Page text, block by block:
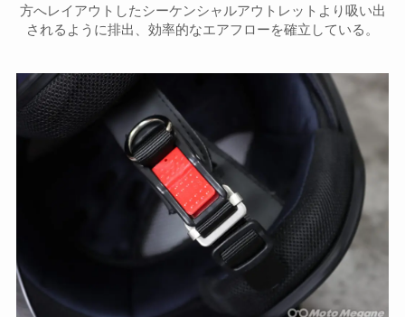
方へレイアウトしたシーケンシャルアウトレットより吸い出
されるように排出、効率的なエアフローを確立している。